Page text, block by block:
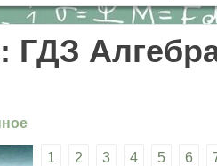
ГДЗ
1 2 3 4 5 6